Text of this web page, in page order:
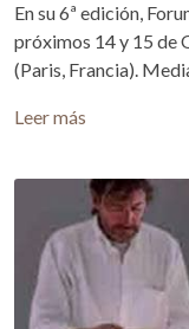
En su 6ª edición,
próximos 14 y 15 de
(Paris, Francia).
Leer más